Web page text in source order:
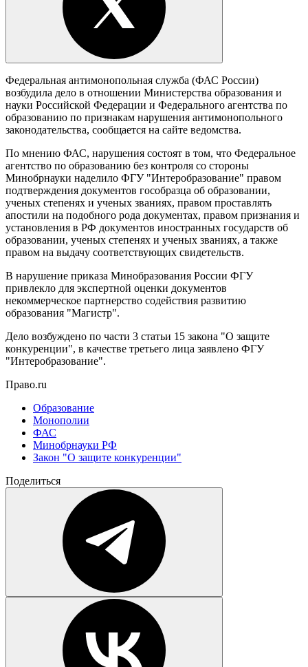
Федеральная антимонопольная служба (ФАС России)
возбудила дело в отношении Министерства образования и
науки Российской Федерации и Федерального агентства по
образованию по признакам нарушения антимонопольного
законодательства, сообщается на сайте ведомства.
По мнению ФАС, нарушения состоят в том, что Федеральное
агентство по образованию без контроля со стороны
Минобрнауки наделило ФГУ "Интеробразование" правом
подтверждения документов гособразца об образовании,
ученых степенях и ученых званиях, правом проставлять
апостили на подобного рода документах, правом признания и
установления в РФ документов иностранных государств об
образовании, ученых степенях и ученых званиях, а также
правом на выдачу соответствующих свидетельств.
В нарушение приказа Минобразования России ФГУ
привлекло для экспертной оценки документов
некоммерческое партнерство содействия развитию
образования "Магистр".
Дело возбуждено по части 3 статьи 15 закона "О защите
конкуренции", в качестве третьего лица заявлено ФГУ
"Интеробразование".
Право.ru
Образование
Монополии
ФАС
Минобрнауки РФ
Закон "О защите конкуренции"
Поделиться